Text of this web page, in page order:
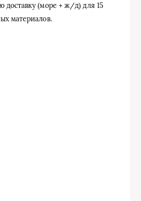
доставку (море + ж/д) для 15
материалов.